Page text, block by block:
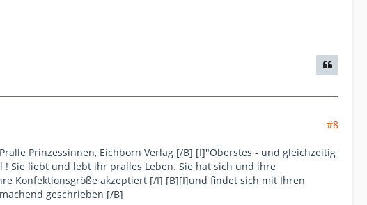
#8
Prinzessinnen, Eichborn Verlag [/B] [I]"Oberstes - und gleichzeitig
Sie liebt und lebt ihr pralles Leben. Sie hat sich und ihre
Konfektionsgröße akzeptiert [/I] [B][I]und findet sich mit Ihren
geschrieben [/B]